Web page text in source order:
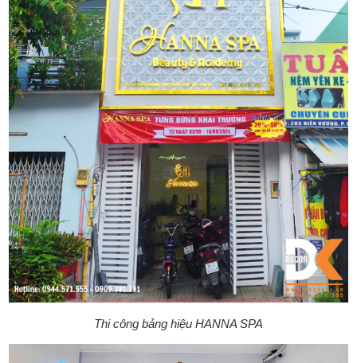
Thi công bảng hiệu HANNA SPA